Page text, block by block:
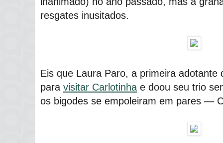
resgates inusitados.
Eis que Laura Paro, a primeira adotante
para visitar Carlotinha e doou seu trio
os bigodes se empoleiram em pares ―